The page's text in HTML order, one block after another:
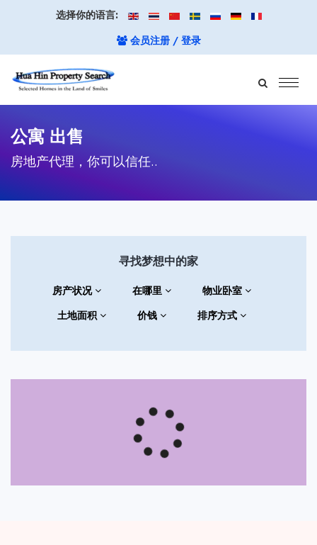
选择你的语言:
会员注册 / 登录
公寓 出售
房地产代理，你可以信任..
寻找梦想中的家
房产状况 在哪里
物业卧室
土地面积
价钱 排序方式